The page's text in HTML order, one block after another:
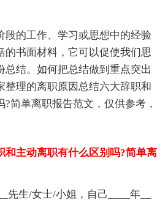
段的工作、学习或思想中的经验
的书面材料，它可以促使我们思
总结。如何把总结做到重点突出
整理的离职原因总结六大辞职和
简单离职报告范文，仅供参考，
和主动离职有什么区别吗?简单离
先生/女士/小姐，自己____年__